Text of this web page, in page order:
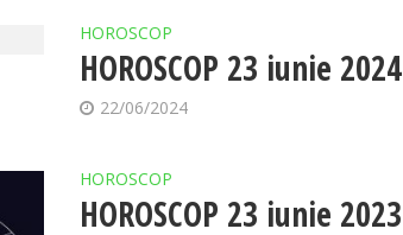
HOROSCOP
HOROSCOP 23 iunie 2024
22/06/2024
HOROSCOP
HOROSCOP 23 iunie 2023